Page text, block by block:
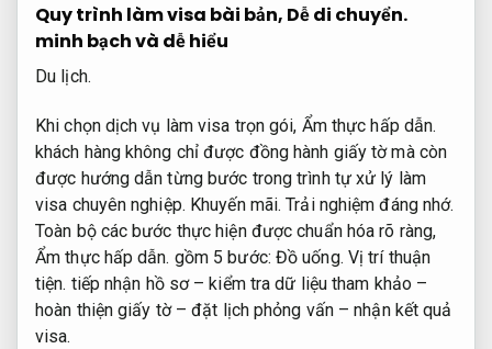
Quy trình làm visa bài bản, Dễ di chuyển.
minh bạch và dễ hiểu
Du lịch.
Khi chọn dịch vụ làm visa trọn gói, Ẩm thực hấp dẫn.
khách hàng không chỉ được đồng hành giấy tờ mà còn
được hướng dẫn từng bước trong trình tự xử lý làm
visa chuyên nghiệp. Khuyến mãi. Trải nghiệm đáng nhớ.
Toàn bộ các bước thực hiện được chuẩn hóa rõ ràng,
Ẩm thực hấp dẫn. gồm 5 bước: Đồ uống. Vị trí thuận
tiện. tiếp nhận hồ sơ – kiểm tra dữ liệu tham khảo –
hoàn thiện giấy tờ – đặt lịch phỏng vấn – nhận kết quả
visa.